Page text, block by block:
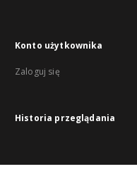
Konto użytkownika
Zaloguj się
Historia przeglądania